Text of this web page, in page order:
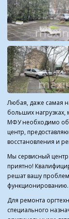
Любая, даже самая
больших
МФУ необходимо
центр,
восстановления и
Мы сервисный центр
приятно!
решат вашу
функционированию.
Для ремонта
специального